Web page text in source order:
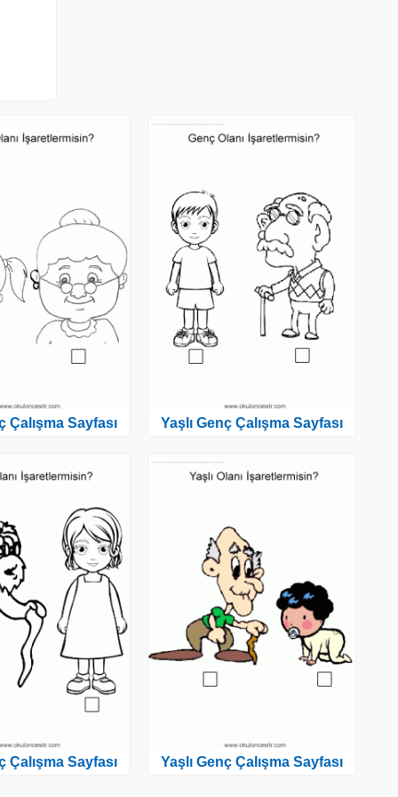
Çalışma Sayfası
Çalışma Sayfası
Yaşlı Genç Çalışma Sayfası
Yaşlı Genç Çalışma Sayfası